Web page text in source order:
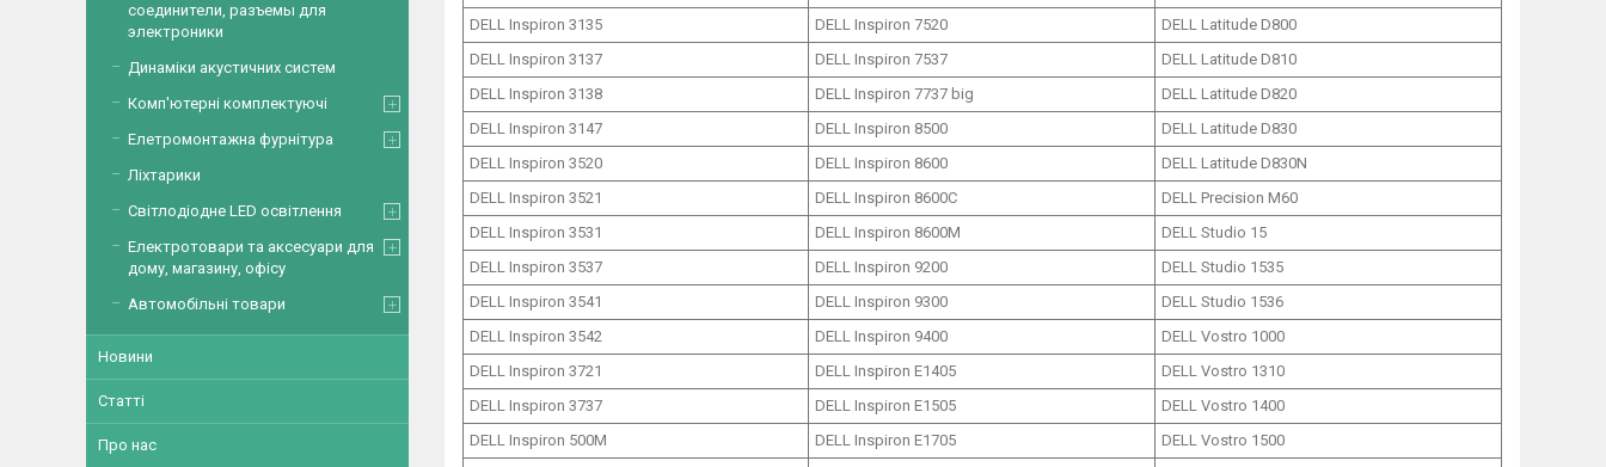
DELL Inspiron 3135
DELL Inspiron 7520
DELL Latitude D800
DELL Inspiron 3137
DELL Inspiron 7537
DELL Latitude D810
DELL Inspiron 3138
DELL Inspiron 7737 big
DELL Latitude D820
DELL Inspiron 3147
DELL Inspiron 8500
DELL Latitude D830
DELL Inspiron 3520
DELL Inspiron 8600
DELL Latitude D830N
DELL Inspiron 3521
DELL Inspiron 8600C
DELL Precision M60
DELL Inspiron 3531
DELL Inspiron 8600M
DELL Studio 15
DELL Inspiron 3537
DELL Inspiron 9200
DELL Studio 1535
DELL Inspiron 3541
DELL Inspiron 9300
DELL Studio 1536
DELL Inspiron 3542
DELL Inspiron 9400
DELL Vostro 1000
DELL Inspiron 3721
DELL Inspiron E1405
DELL Vostro 1310
DELL Inspiron 3737
DELL Inspiron E1505
DELL Vostro 1400
DELL Inspiron 500M
DELL Inspiron E1705
DELL Vostro 1500
соединители, разъемы для
электроники
Динаміки акустичних систем
Комп'ютерні комплектуючі
Елетромонтажна фурнітура
Ліхтарики
Світлодіодне LED освітлення
Електротовари та аксесуари для
дому, магазину, офісу
Автомобільні товари
Новини
Статті
Про нас